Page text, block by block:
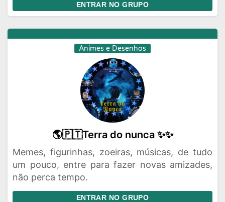
ENTRAR NO GRUPO
Animes e Desenhos
🌎🇵🇹Terra do nunca ✨✨
Memes, figurinhas, zoeiras, músicas, de tudo
um pouco, entre para fazer novas amizades,
não perca tempo.
ENTRAR NO GRUPO